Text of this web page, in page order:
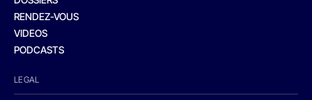
RENDEZ-VOUS
VIDEOS
PODCASTS
LEGAL